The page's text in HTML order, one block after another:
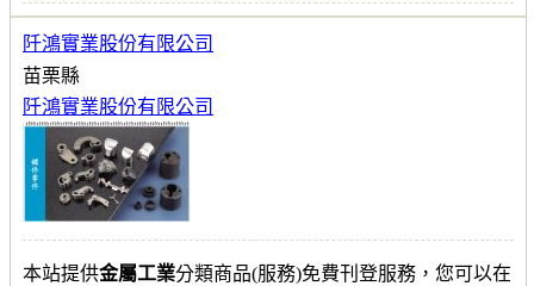
阡鴻實業股份有限公司
苗栗縣
阡鴻實業股份有限公司
本站提供金屬工業分類商品(服務)免費刊登服務，您可以在